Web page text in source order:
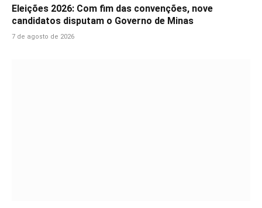
Eleições 2026: Com fim das convenções, nove
candidatos disputam o Governo de Minas
7 de agosto de 2026